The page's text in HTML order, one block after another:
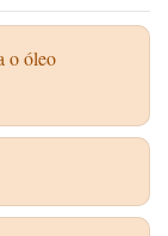
o óleo